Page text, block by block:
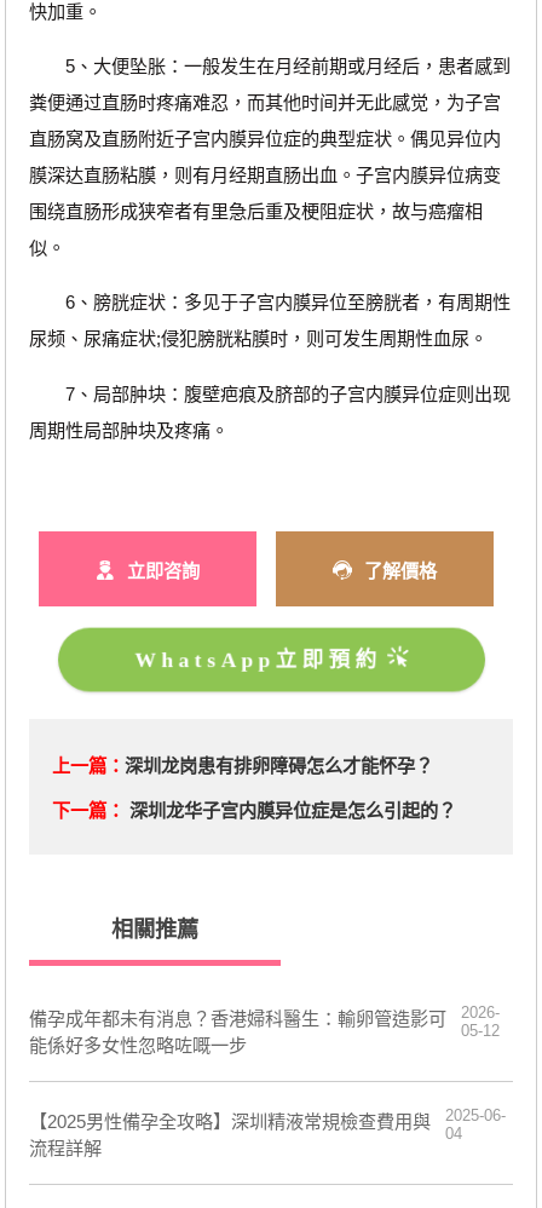
快加重。
5、大便坠胀：一般发生在月经前期或月经后，患者感到
粪便通过直肠时疼痛难忍，而其他时间并无此感觉，为子宫
直肠窝及直肠附近子宫内膜异位症的典型症状。偶见异位内
膜深达直肠粘膜，则有月经期直肠出血。子宫内膜异位病变
围绕直肠形成狭窄者有里急后重及梗阻症状，故与癌瘤相
似。
6、膀胱症状：多见于子宫内膜异位至膀胱者，有周期性
尿频、尿痛症状;侵犯膀胱粘膜时，则可发生周期性血尿。
7、局部肿块：腹壁疤痕及脐部的子宫内膜异位症则出现
周期性局部肿块及疼痛。
立即咨詢 了解價格
WhatsApp立即預約
上一篇： 深圳龙岗患有排卵障碍怎么才能怀孕？
下一篇： 深圳龙华子宫内膜异位症是怎么引起的？
相關推薦
備孕成年都未有消息？香港婦科醫生：輸卵管造影可
能係好多女性忽略咗嘅一步
2026-
05-12
【2025男性備孕全攻略】深圳精液常規檢查費用與
流程詳解
2025-06-
04